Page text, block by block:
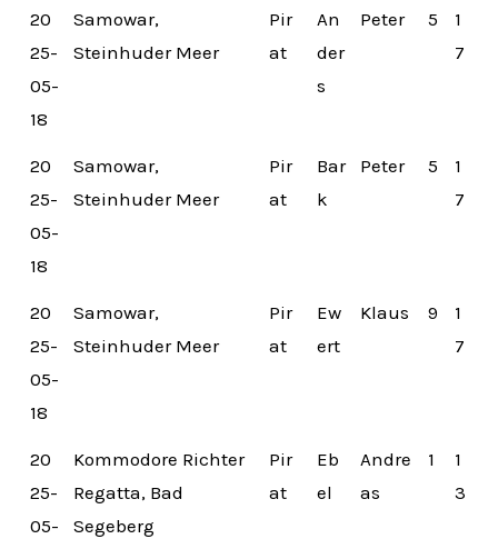
20
25-
05-
18
Samowar,
Steinhuder Meer
Pir
at
An
der
s
Peter 5
1
7
20
25-
05-
18
Samowar,
Steinhuder Meer
Pir
at
Bar
k
Peter 5
1
7
20
25-
05-
18
Samowar,
Steinhuder Meer
Pir
at
Ew
ert
Klaus 9
1
7
20
25-
05-
Kommodore Richter
Regatta, Bad
Segeberg
Pir
at
Eb
el
Andre
as
1
1
3